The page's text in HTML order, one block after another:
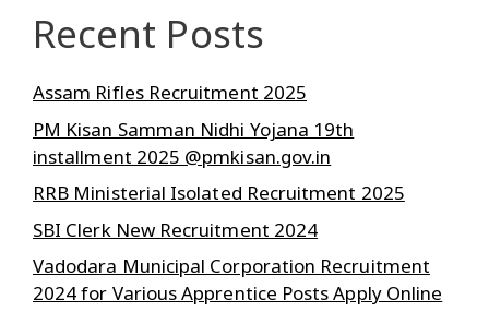
Recent Posts
Assam Rifles Recruitment 2025
PM Kisan Samman Nidhi Yojana 19th
installment 2025 @pmkisan.gov.in
RRB Ministerial Isolated Recruitment 2025
SBI Clerk New Recruitment 2024
Vadodara Municipal Corporation Recruitment
2024 for Various Apprentice Posts Apply Online